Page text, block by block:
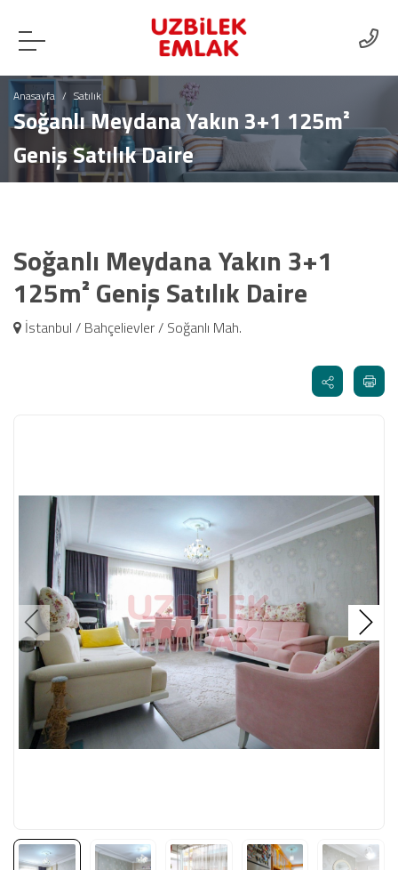
Anasayfa Satılık
Soğanlı Meydana Yakın 3+1 125m²
Geniş Satılık Daire
Soğanlı Meydana Yakın 3+1
125m² Geniş Satılık Daire
İstanbul / Bahçelievler / Soğanlı Mah.